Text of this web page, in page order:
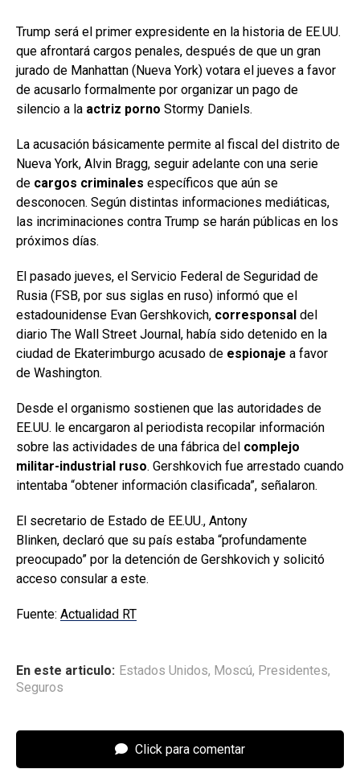
Trump será el primer expresidente en la historia de EE.UU.
que afrontará cargos penales, después de que un gran
jurado de Manhattan (Nueva York) votara el jueves a favor
de acusarlo formalmente por organizar un pago de
silencio a la actriz porno Stormy Daniels.
La acusación básicamente permite al fiscal del distrito de
Nueva York, Alvin Bragg, seguir adelante con una serie
de cargos criminales específicos que aún se
desconocen. Según distintas informaciones mediáticas,
las incriminaciones contra Trump se harán públicas en los
próximos días.
El pasado jueves, el Servicio Federal de Seguridad de
Rusia (FSB, por sus siglas en ruso) informó que el
estadounidense Evan Gershkovich, corresponsal del
diario The Wall Street Journal, había sido detenido en la
ciudad de Ekaterimburgo acusado de espionaje a favor
de Washington.
Desde el organismo sostienen que las autoridades de
EE.UU. le encargaron al periodista recopilar información
sobre las actividades de una fábrica del complejo
militar-industrial ruso. Gershkovich fue arrestado cuando
intentaba “obtener información clasificada”, señalaron.
El secretario de Estado de EE.UU., Antony
Blinken, declaró que su país estaba “profundamente
preocupado” por la detención de Gershkovich y solicitó
acceso consular a este.
Fuente: Actualidad RT
En este articulo: Estados Unidos, Moscú, Presidentes,
Seguros
Click para comentar